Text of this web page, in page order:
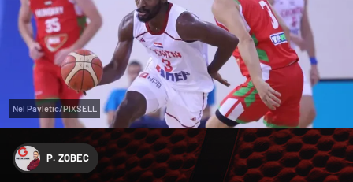
Nel Pavletic/PIXSELL
P. ZOBEC